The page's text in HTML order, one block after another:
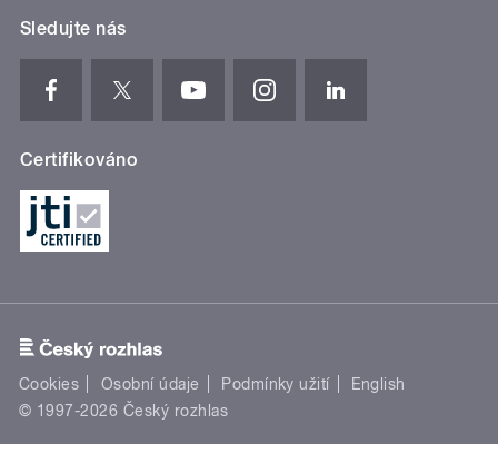
Sledujte nás
Certifikováno
Cookies Osobní údaje Podmínky užití
English
© 1997-2026 Český rozhlas